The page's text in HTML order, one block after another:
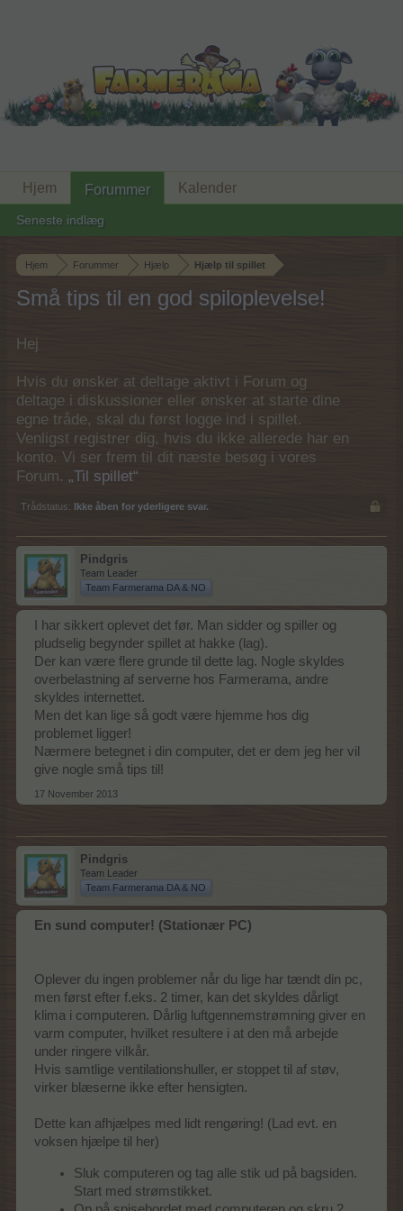
Hjem Forummer Hjælp Hjælp til spillet
Små tips til en god spiloplevelse!
Hej
Hvis du ønsker at deltage aktivt i Forum og
deltage i diskussioner eller ønsker at starte dine
egne tråde, skal du først logge ind i spillet.
Venligst registrer dig, hvis du ikke allerede har en
konto. Vi ser frem til dit næste besøg i vores
Forum. „Til spillet“
Trådstatus: Ikke åben for yderligere svar.
Pindgris
Team Leader
Team Farmerama DA & NO
I har sikkert oplevet det før. Man sidder og spiller og
pludselig begynder spillet at hakke (lag).
Der kan være flere grunde til dette lag. Nogle skyldes
overbelastning af serverne hos Farmerama, andre
skyldes internettet.
Men det kan lige så godt være hjemme hos dig
problemet ligger!
Nærmere betegnet i din computer, det er dem jeg her vil
give nogle små tips til!
17 November 2013
Pindgris
Team Leader
Team Farmerama DA & NO
En sund computer! (Stationær PC)
Oplever du ingen problemer når du lige har tændt din pc,
men først efter f.eks. 2 timer, kan det skyldes dårligt
klima i computeren. Dårlig luftgennemstrømning giver en
varm computer, hvilket resultere i at den må arbejde
under ringere vilkår.
Hvis samtlige ventilationshuller, er stoppet til af støv,
virker blæserne ikke efter hensigten.
Dette kan afhjælpes med lidt rengøring! (Lad evt. en
voksen hjælpe til her)
Sluk computeren og tag alle stik ud på bagsiden.
Start med strømstikket.
Hjem Forummer
Seneste indlæg
Kalender